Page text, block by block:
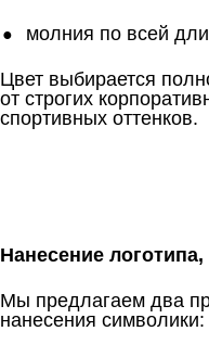
молния по всей
Цвет выбирается
от строгих
спортивных оттенков.
Нанесение
Мы предлагаем два
нанесения символики: